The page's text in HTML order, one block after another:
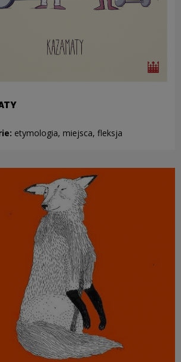
etymologia, miejsca, fleksja